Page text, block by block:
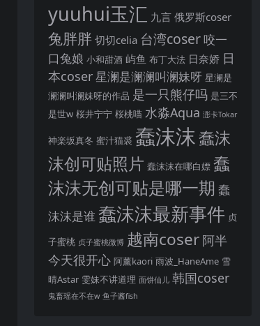
yuuhui玉汇 九言 俄罗斯coser
兔胖胖 切切celia 台湾coser咬一
口兔娘 小和甜酒 屿鱼 布丁大法 日奈娇 日
本coser星澜是澜澜叫澜妹呀 星澜是
澜澜叫澜妹呀的作品 是一只熊仔吗 是三不
是世w 桜井宁宁 桜桃喵 水淼Aqua 浵卡Tokar
神楽坂真冬 蜜汁猫裘 蠢沫沫蠢沫
沫创可贴照片 蠢沫沫在哪白嫖 蠢
沫沫无创可贴是哪一期 蠢
沫沫是谁 蠢沫沫最新事件 贞
子蜜桃 贞子蜜桃微博 越南coser 阿半
今天很开心 阿薰kaori 雨波_HaneAme 雪
晴Astar 雯妹不讲道理 面饼仙儿 韩国coser
鬼畜瑶在不在w 鱼子酱fish